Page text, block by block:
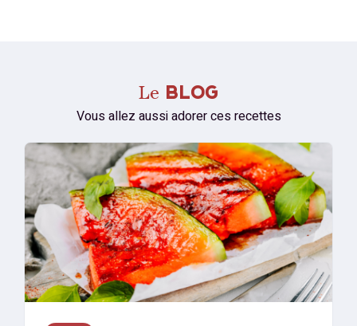
Le BLOG
Vous allez aussi adorer ces recettes